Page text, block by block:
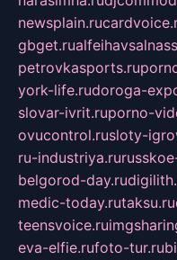
newsplain.ru
gbget.ru
petrovkasports.ru
york-life.rudoroga-
slovar-ivrit.ruporno-
ovucontrol.rusloty-
ru-industriya.ru
belgorod-day.ru
medic-today.rutaksu.ru
teensvoice.ru
eva-elfie.rufoto-tur.ru